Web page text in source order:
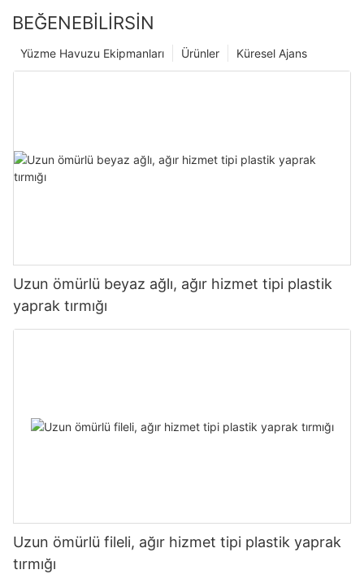
BEĞENEBILIRSIN
Küresel Ajans
Ürünler
Yüzme Havuzu Ekipmanları
Uzun ömürlü beyaz ağlı, ağır hizmet tipi plastik
yaprak tırmığı
Uzun ömürlü fileli, ağır hizmet tipi plastik yaprak
tırmığı